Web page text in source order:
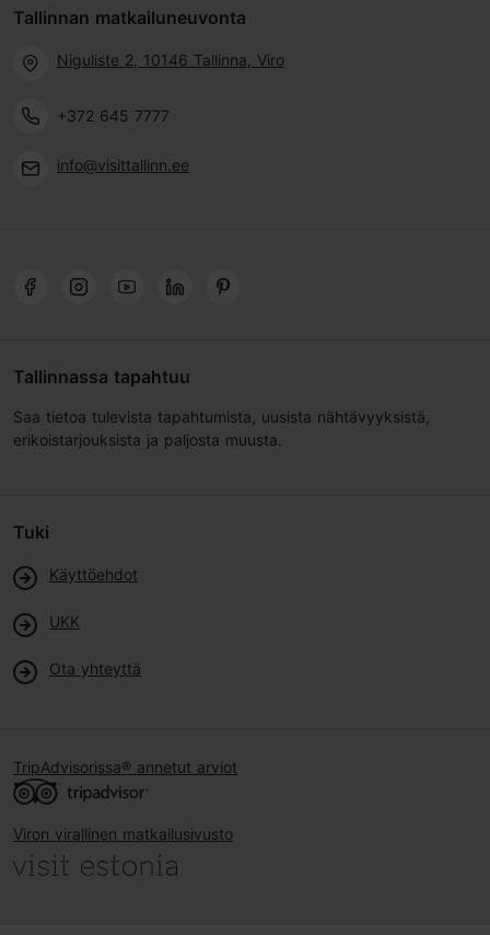
Tallinnan matkailuneuvonta
Niguliste 2, 10146 Tallinna, Viro
+372 645 7777
info@visittallinn.ee
Tallinnassa tapahtuu
Saa tietoa tulevista tapahtumista, uusista nähtävyyksistä,
erikoistarjouksista ja paljosta muusta.
Tuki
Käyttöehdot
UKK
Ota yhteyttä
TripAdvisorissa® annetut arviot
Viron virallinen matkailusivusto